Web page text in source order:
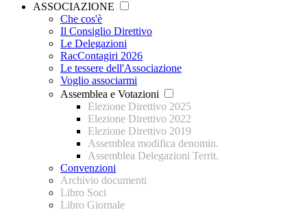
ASSOCIAZIONE
Che cos'è
Il Consiglio Direttivo
Le Delegazioni
RacContagiri 2026
Le tessere dell'Associazione
Voglio associarmi
Assemblea e Votazioni
Elezione Direttivo 2025
Elezione Direttivo 2022
Elezione Direttivo 2019
Assemblea modifica denomin.
Assemblea Delegazioni Territ.
Convenzioni
Archivio documenti
Libro Soci
Libro Giornale